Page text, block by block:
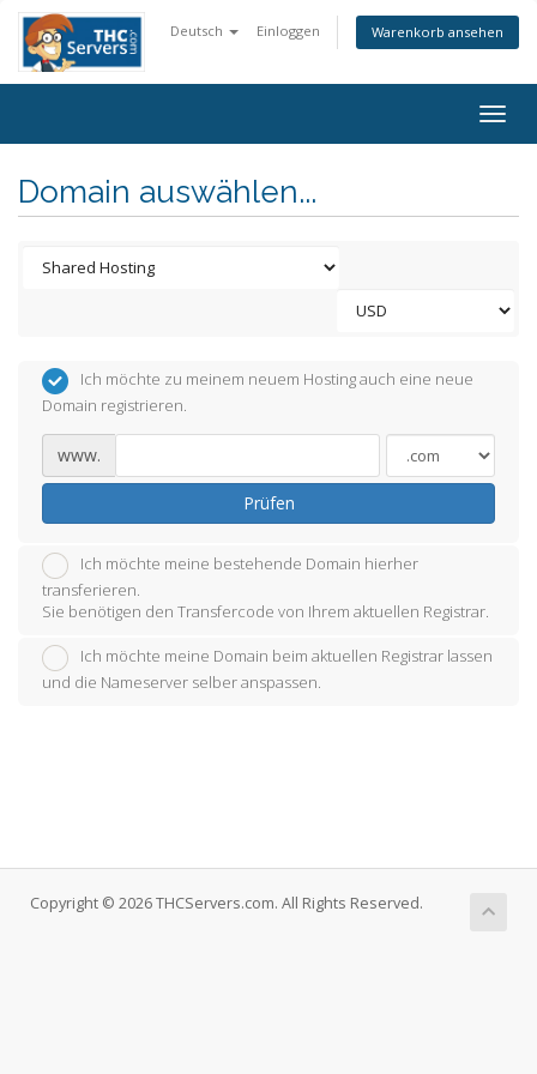
Deutsch Einloggen Warenkorb ansehen
Domain auswählen...
Ich möchte zu meinem neuem Hosting auch eine neue
Domain registrieren.
www.
Prüfen
Ich möchte meine bestehende Domain hierher
transferieren.
Sie benötigen den Transfercode von Ihrem aktuellen Registrar.
Ich möchte meine Domain beim aktuellen Registrar lassen
und die Nameserver selber anspassen.
Copyright © 2026 THCServers.com. All Rights Reserved.